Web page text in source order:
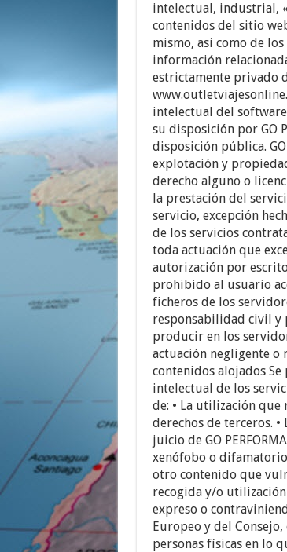
intelectual, industrial,
contenidos del sitio
mismo, así como de
información
estrictamente privado
intelectual del
su disposición por GO
disposición pública. GO
explotación y
derecho alguno o
la prestación del
servicio, excepción
de los servicios
toda actuación que
autorización por escrito
prohibido al usuario
ficheros de los
responsabilidad civil y
producir en los
actuación negligente o
contenidos alojados
intelectual de los
de: • La utilización
derechos de terceros.
juicio de GO
xenófobo o
otro contenido que
recogida y/o
expreso o
Europeo y del
personas físicas en lo